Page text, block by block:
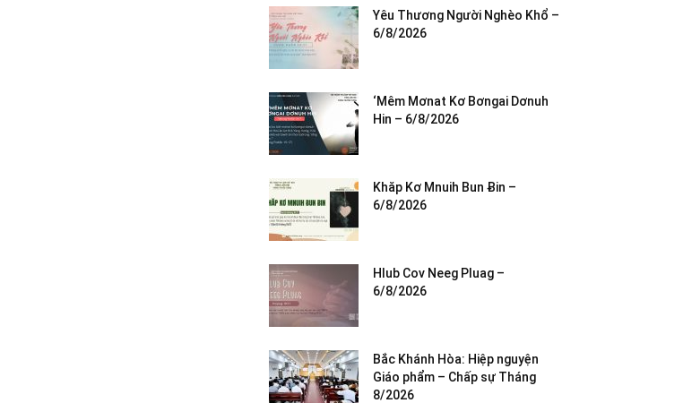
Yêu Thương Người Nghèo Khổ –
6/8/2026
‘Mêm Mơnat Kơ Bơngai Dơnuh
Hin – 6/8/2026
Khăp Kơ Mnuih Bun Ƀin –
6/8/2026
Hlub Cov Neeg Pluag –
6/8/2026
Bắc Khánh Hòa: Hiệp nguyện
Giáo phẩm – Chấp sự Tháng
8/2026